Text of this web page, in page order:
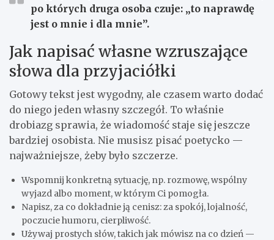
po których druga osoba czuje: „to naprawdę
jest o mnie i dla mnie”.
Jak napisać własne wzruszające
słowa dla przyjaciółki
Gotowy tekst jest wygodny, ale czasem warto dodać
do niego jeden własny szczegół. To właśnie
drobiazg sprawia, że wiadomość staje się jeszcze
bardziej osobista. Nie musisz pisać poetycko —
najważniejsze, żeby było szczerze.
Wspomnij konkretną sytuację, np. rozmowę, wspólny
wyjazd albo moment, w którym Ci pomogła.
Napisz, za co dokładnie ją cenisz: za spokój, lojalność,
poczucie humoru, cierpliwość.
Używaj prostych słów, takich jak mówisz na co dzień —